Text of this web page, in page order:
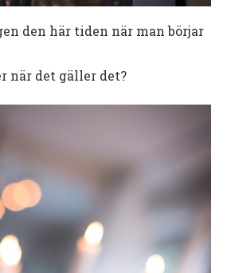
den här tiden när man börjar
när det gäller det?